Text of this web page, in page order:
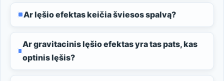
Ar lęšio efektas keičia šviesos spalvą?
Ar gravitacinis lęšio efektas yra tas pats, kas
optinis lęšis?